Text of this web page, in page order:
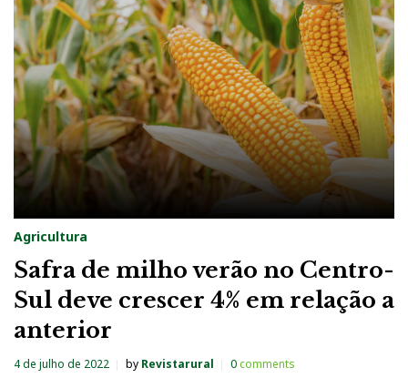
Agricultura
Safra de milho verão no Centro-
Sul deve crescer 4% em relação a
anterior
4 de julho de 2022 by Revistarural 0comments